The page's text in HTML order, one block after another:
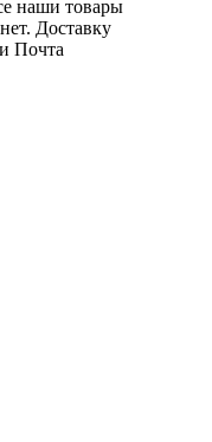
наши товары
Доставку
Почта